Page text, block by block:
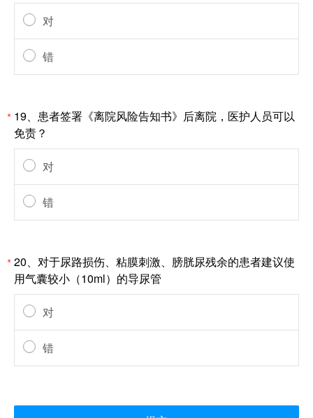
对
错
* 19、患者签署《离院风险告知书》后离院，医护人员可以
免责？
对
错
*20、对于尿路损伤、粘膜刺激、膀胱尿残余的患者建议使
用气囊较小（10ml）的导尿管
对
错